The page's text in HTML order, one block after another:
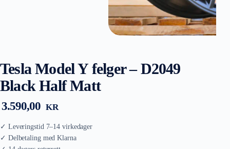
Tesla Model Y felger – D2049
Black Half Matt
3.590,00 KR